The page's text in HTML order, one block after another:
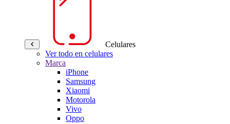
Celulares
Ver todo en celulares
Marca
iPhone
Samsung
Xiaomi
Motorola
Vivo
Oppo